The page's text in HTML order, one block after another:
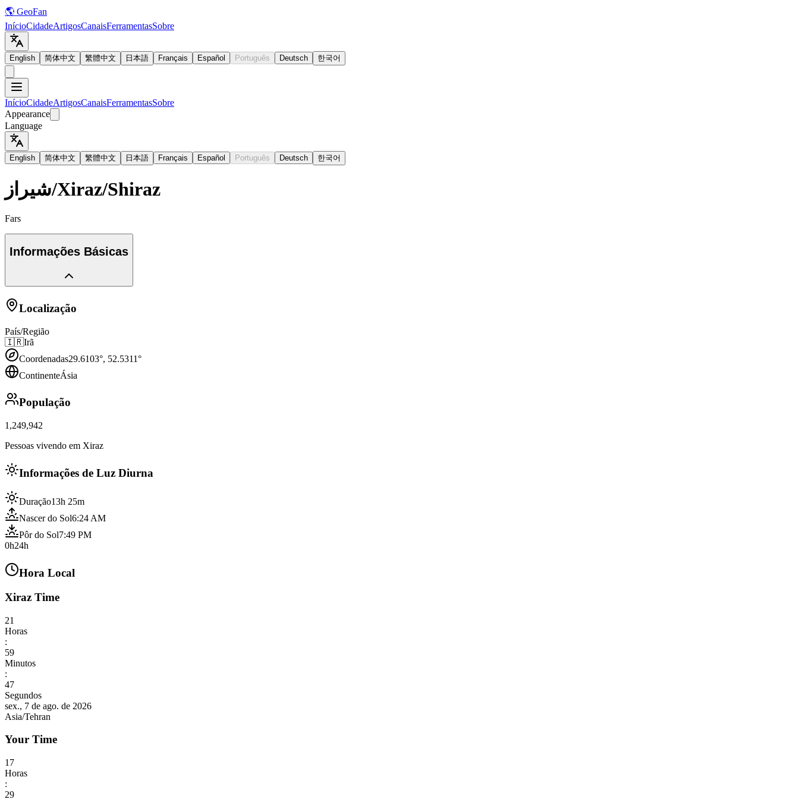
🌎 GeoFan
InícioCidadeArtigosCanaisFerramentasSobre
English 简体中文 繁體中文 日本語 Français Español Português Deutsch 한국어
InícioCidadeArtigosCanaisFerramentasSobre
Appearance
Language
English 简体中文 繁體中文 日本語 Français Español Português Deutsch 한국어
شیراز/Xiraz/Shiraz
Fars
Informações Básicas
Localização
País/Região
🇮🇷Irã
Coordenadas29.6103°, 52.5311°
ContinenteÁsia
População
1,249,942
Pessoas vivendo em Xiraz
Informações de Luz Diurna
Duração13h 25m
Nascer do Sol6:24 AM
Pôr do Sol7:49 PM
0h24h
Hora Local
Xiraz Time
21
Horas
:
59
Minutos
:
48
Segundos
sex., 7 de ago. de 2026
Asia/Tehran
Your Time
17
Horas
:
29